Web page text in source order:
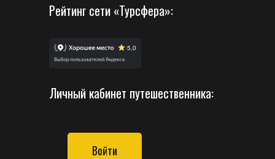
Рейтинг сети «Турсфера»:
Личный кабинет путешественника:
Войти